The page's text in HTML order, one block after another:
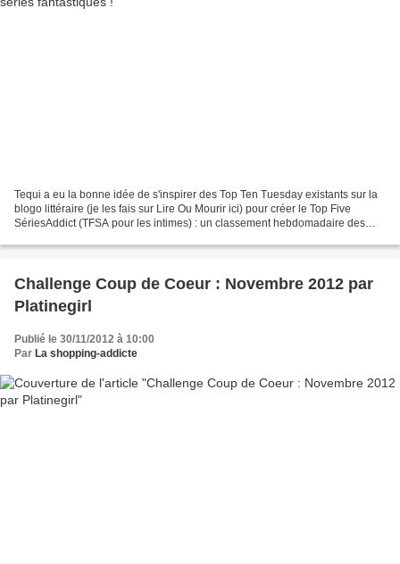
Tequi a eu la bonne idée de s'inspirer des Top Ten Tuesday existants sur la
blogo littéraire (je les fais sur Lire Ou Mourir ici) pour créer le Top Five
SériesAddict (TFSA pour les intimes) : un classement hebdomadaire des
Challenge Coup de Coeur : Novembre 2012 par
Platinegirl
Publié le 30/11/2012 à 10:00
Par La shopping-addicte